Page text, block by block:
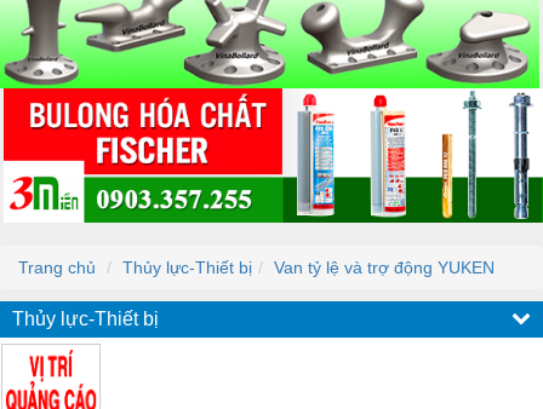
Trang chủ Thủy lực-Thiết bị Van tỷ lệ và trợ động YUKEN
Thủy lực-Thiết bị